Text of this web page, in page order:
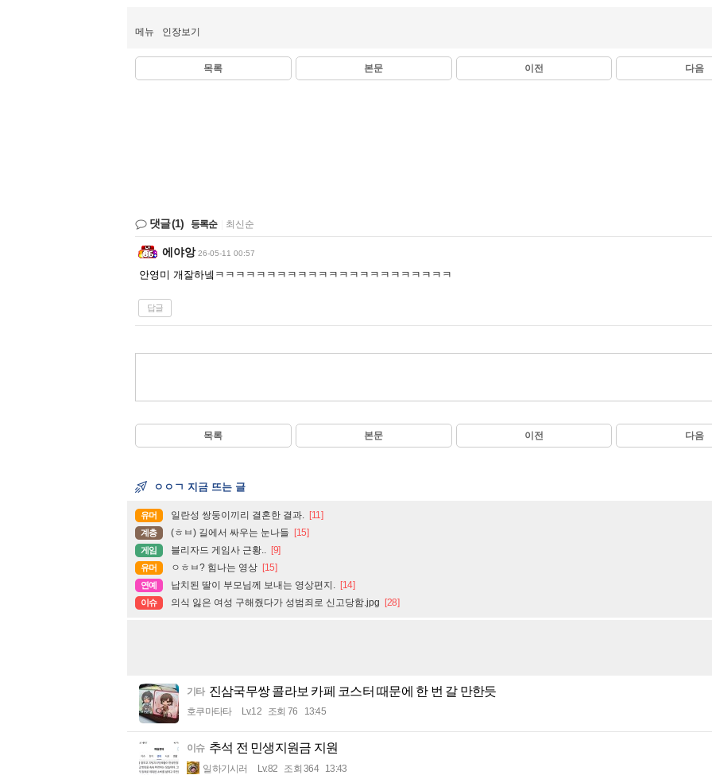
메뉴 인장보기
목록 본문 이전 다음
댓글(1) 등록순 최신순
에야앙 26-05-11 00:57
안영미 개잘하넼ㅋㅋㅋㅋㅋㅋㅋㅋㅋㅋㅋㅋㅋㅋㅋㅋㅋㅋㅋㅋㅋㅋㅋ
답글
목록 본문 이전 다음
ㅇㅇㄱ 지금 뜨는 글
유머 일란성 쌍둥이끼리 결혼한 결과. [11]
계층 (ㅎㅂ) 길에서 싸우는 눈나들 [15]
게임 블리자드 게임사 근황.. [9]
유머 ㅇㅎㅂ? 힘나는 영상 [15]
연예 납치된 딸이 부모님께 보내는 영상편지. [14]
이슈 의식 잃은 여성 구해줬다가 성범죄로 신고당함.jpg [28]
기타 진삼국무쌍 콜라보 카페 코스터 때문에 한 번 갈 만한듯
호쿠마타타 Lv.12 조회 76 13:45
이슈 추석 전 민생지원금 지원
일하기시러 Lv.82 조회 364 13:43